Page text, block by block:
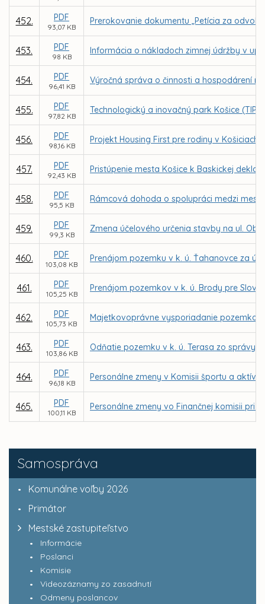
Samospráva
Komunálne voľby 2026
Primátor
Mestské zastupiteľstvo
Informácie
Poslanci
Komisie
Videozáznamy zo zasadnutí
Odmeny poslancov
452. PDF
93,07 KB
Prerokovanie dokumentu „Petícia za
453. PDF
98 KB
Informácia o nákladoch zimnej údržby v
454. PDF
96,41 KB
Výročná správa o činnosti a hospodárení
455. PDF
97,82 KB
Technologický a inovačný park Košice (TIP -
456. PDF
98,16 KB
Projekt Housing First pre rodiny v Košiciach
457. PDF
92,43 KB
Pristúpenie mesta Košice k Baskickej
458. PDF
95,5 KB
Rámcová dohoda o spolupráci medzi
459. PDF
99,3 KB
Zmena účelového určenia stavby na ul.
460. PDF
103,08 KB
Prenájom pozemku v k. ú. Ťahanovce za
461. PDF
105,25 KB
Prenájom pozemkov v k. ú. Brody pre
462. PDF
105,73 KB
Majetkovoprávne vysporiadanie pozemkov
463. PDF
103,86 KB
Odňatie pozemku v k. ú. Terasa zo správy
464. PDF
96,18 KB
Personálne zmeny v Komisii športu a
465. PDF
100,11 KB
Personálne zmeny vo Finančnej komisii pri